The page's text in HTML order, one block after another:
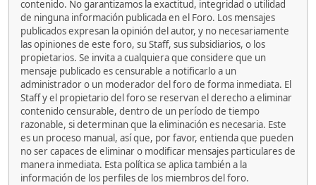
contenido. No garantizamos la exactitud, integridad o utilidad
de ninguna información publicada en el Foro. Los mensajes
publicados expresan la opinión del autor, y no necesariamente
las opiniones de este foro, su Staff, sus subsidiarios, o los
propietarios. Se invita a cualquiera que considere que un
mensaje publicado es censurable a notificarlo a un
administrador o un moderador del foro de forma inmediata. El
Staff y el propietario del foro se reservan el derecho a eliminar
contenido censurable, dentro de un período de tiempo
razonable, si determinan que la eliminación es necesaria. Este
es un proceso manual, así que, por favor, entienda que pueden
no ser capaces de eliminar o modificar mensajes particulares de
manera inmediata. Esta política se aplica también a la
información de los perfiles de los miembros del foro.